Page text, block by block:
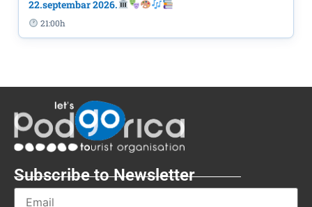
22.septembar 2026.
21:00h
Subscribe to Newsletter